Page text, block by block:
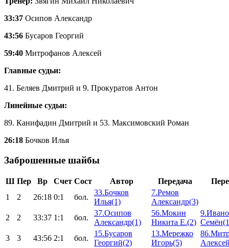
33:37 Осипов Александр
43:56 Бусаров Георгий
59:40 Митрофанов Алексей
Главные судьи:
41. Беляев Дмитрий и 9. Прокуратов Антон
Линейные судьи:
89. Канифадин Дмитрий и 53. Максимовский Роман
26:18 Бочков Илья
Заброшенные шайбы
Ш Пер Вр Счет Сост Автор Передача
1
2 26:18 0:1 бол.
33.Бочков
Илья(1)
7.Ремов
Александр(3)
2
2 33:37 1:1 бол.
37.Осипов
Александр(1)
56.Мокин
Никита Е.(2)
3
3 43:56 2:1 бол.
15.Бусаров
Георгий(2)
13.Мережко
Игорь(5)